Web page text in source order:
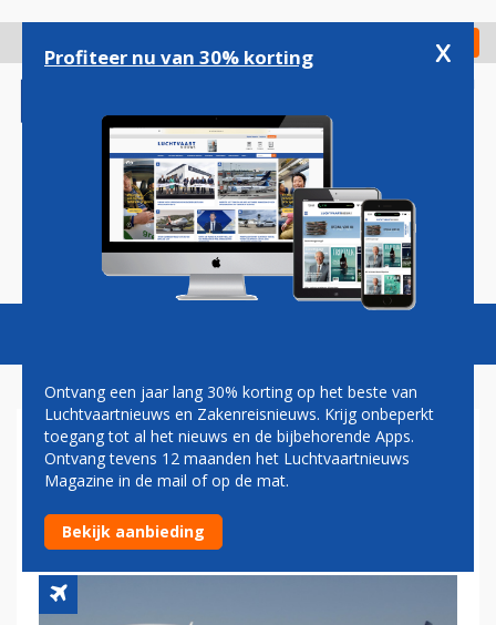
gaan
Check in
Magazine Podcasts Vacatures
BRUSSELS AIRLINES SCHRAPT
150 VLUCHTEN VANWEGE
NATIONALE STAKING
Profiteer nu van 30% korting x
Ontvang een jaar lang 30% korting op het beste van
Luchtvaartnieuws en Zakenreisnieuws. Krijg onbeperkt
toegang tot al het nieuws en de bijbehorende Apps.
Ontvang tevens 12 maanden het Luchtvaartnieuws
Magazine in de mail of op de mat.
Bekijk aanbieding